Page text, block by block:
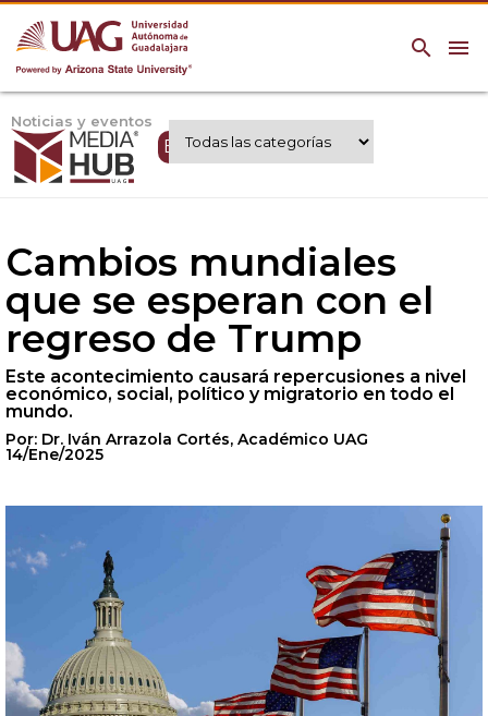
menu
search
Noticias y eventos
Expertos UAG
Cambios mundiales
que se esperan con el
regreso de Trump
Este acontecimiento causará repercusiones a nivel
económico, social, político y migratorio en todo el
mundo.
Por: Dr. Iván Arrazola Cortés, Académico UAG
14/Ene/2025